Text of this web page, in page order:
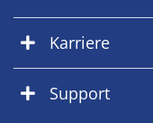
Karriere
Support